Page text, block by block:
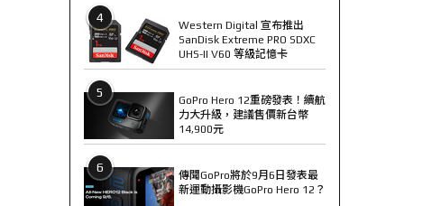
4
Western Digital 宣布推出
SanDisk Extreme PRO SDXC
UHS-II V60 等級記憶卡
5
GoPro Hero 12重磅發表！續航
力大升級，建議售價新台幣
14,900元
6
傳聞GoPro將於9月6日發表最
新運動攝影機GoPro Hero 12？